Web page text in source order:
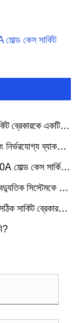
কেস সার্কিট
ব্রেকারকে একটি
নির্ভরযোগ্য ব্যাকআপ
মোল্ড কেস সার্কিট
সিস্টেমকে রক্ষা
সার্কিট ব্রেকার